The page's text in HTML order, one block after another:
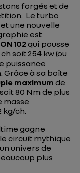
forgés et de
Le turbo
une nouvelle
est
102qui pousse
soit 254 kw (ou
puissance
Grâce à sa boîte
maximum de
80 Nm de plus
masse
kg/ch.
gagne
le circuit mythique
univers de
plus